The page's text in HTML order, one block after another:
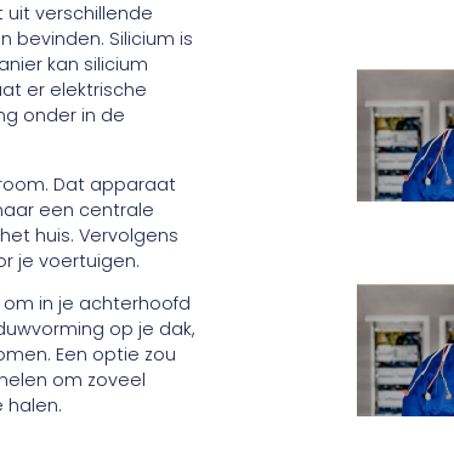
verschillende
bevinden. Silicium is
kan silicium
er elektrische
onder in de
Dat apparaat
een centrale
huis. Vervolgens
je voertuigen.
in je achterhoofd
op je dak,
Een optie zou
om zoveel
halen.